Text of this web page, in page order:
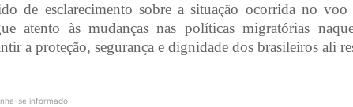
de esclarecimento sobre a situação ocorrida no voo
atento às mudanças nas políticas migratórias
a proteção, segurança e dignidade dos brasileiros ali
se informado